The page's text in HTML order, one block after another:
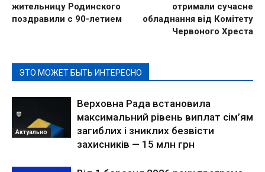
жительницу Родинского
поздравили с 90-летием
отримали сучасне
обладнання від Комітету
Червоного Хреста
ЭТО МОЖЕТ БЫТЬ ИНТЕРЕСНО
Актуально
Верховна Рада встановила
максимальний рівень виплат сім’ям
загиблих і зниклих безвісти
захисників — 15 млн грн